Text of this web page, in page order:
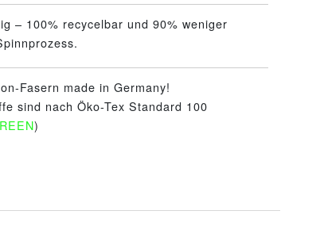
– 100% recycelbar und 90% weniger
Fasern made in Germany!
sind nach Öko-Tex Standard 100
)